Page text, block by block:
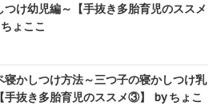
つけ幼児編～【手抜き多胎育児のススメ
ょここ
寝かしつけ方法～三つ子の寝かしつけ乳
手抜き多胎育児のススメ③】 by ちょこ